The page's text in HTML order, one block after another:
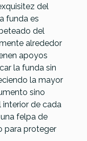
del
funda es
del
alrededor
apoyos
la funda sin
la mayor
sino
interior de cada
felpa de
para proteger
Funda Caja
Tama
TSDB1465WR
14x6,5 Wine
Red